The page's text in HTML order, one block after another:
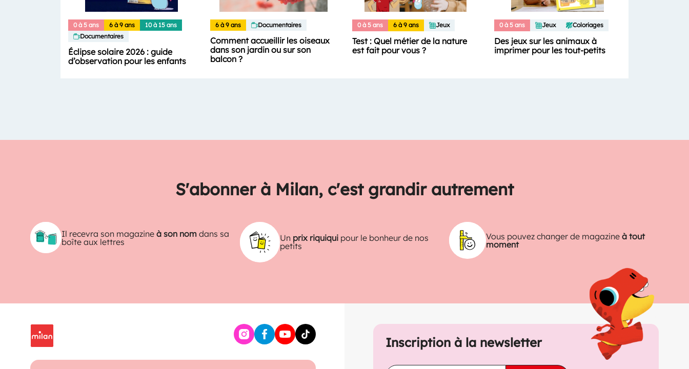
0 à 5 ans 6 à 9 ans
10 à 15 ans
Documentaires
Éclipse solaire 2026 : guide
d’observation pour les enfants
6 à 9 ans Documentaires
Comment accueillir les oiseaux
dans son jardin ou sur son
balcon ?
0 à 5 ans 6 à 9 ans Jeux
Test : Quel métier de la nature
est fait pour vous ?
0 à 5 ans Jeux Coloriages
Des jeux sur les animaux à
imprimer pour les tout-petits
S'abonner à Milan, c'est grandir autrement
Il recevra son magazineà son nom dans sa
boîte aux lettres
Un prix riquiqui pour le bonheur de nos
petits
Vous pouvez changer de magazine à tout
moment
Inscription à la newsletter